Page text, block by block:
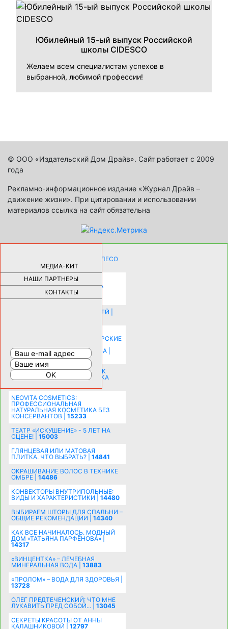
Юбилейный 15-ый выпуск Российской
школы CIDESCO
Желаем всем специалистам успехов в
выбранной, любимой профессии!
© ООО «Издательский Дом Драйв». Сайт работает с 2009
года
Рекламно-информационное издание «Журнал Драйв –
движение жизни». При цитировании и использовании
материалов ссылка на сайт обязательна
МЕДИА-КИТ
НАШИ ПАРТНЕРЫ
КОНТАКТЫ
КАК ДЕВУШКЕ ПОМЕНЯТЬ КОЛЕСО
НА АВТОМОБИЛЕ |69189
НОВЫЕ РАЗРАБОТКИ ДЛЯ
ОЗДОРОВЛЕНИЯ ОРГАНИЗМА
ПЛАТФОРМА ШУМАННА 3Д И
КАПСУЛА ЗДОРОВЬЯ |28297
ИСТОРИЯ НАКЛАДНЫХ НОГТЕЙ |
КОМНАТУ: ХИТРЫЕ ДИЗАЙНЕРСКИЕ
РАСШИРЕНИЯ ПРОСТРАНСТВА |
16206
СОБИРАЕМСЯ НА ПРАЗДНИК К
МОЛОДОЖЕНАМ: ПОДГОТОВКА
NEOVITA COSMETICS:
ПРОФЕССИОНАЛЬНАЯ
НАТУРАЛЬНАЯ КОСМЕТИКА БЕЗ
КОНСЕРВАНТОВ | 15233
ТЕАТР «ИСКУШЕНИЕ» - 5 ЛЕТ НА
СЦЕНЕ! | 15003
ГЛЯНЦЕВАЯ ИЛИ МАТОВАЯ
ПЛИТКА. ЧТО ВЫБРАТЬ? | 14841
ОКРАШИВАНИЕ ВОЛОС В ТЕХНИКЕ
ОМБРЕ | 14486
КОНВЕКТОРЫ ВНУТРИПОЛЬНЫЕ:
ВИДЫ И ХАРАКТЕРИСТИКИ | 14480
ВЫБИРАЕМ ШТОРЫ ДЛЯ СПАЛЬНИ –
ОБЩИЕ РЕКОМЕНДАЦИИ | 14340
КАК ВСЕ НАЧИНАЛОСЬ. МОДНЫЙ
ДОМ «ТАТЬЯНА ПАРФЁНОВА» |
14317
«ВИНЦЕНТКА» – ЛЕЧЕБНАЯ
МИНЕРАЛЬНАЯ ВОДА | 13883
«ПРОЛОМ» – ВОДА ДЛЯ ЗДОРОВЬЯ |
13728
ОЛЕГ ПРЕДТЕЧЕНСКИЙ: ЧТО МНЕ
ЛУКАВИТЬ ПРЕД СОБОЙ... | 13045
СЕКРЕТЫ КРАСОТЫ ОТ АННЫ
КАЛАШНИКОВОЙ | 12797